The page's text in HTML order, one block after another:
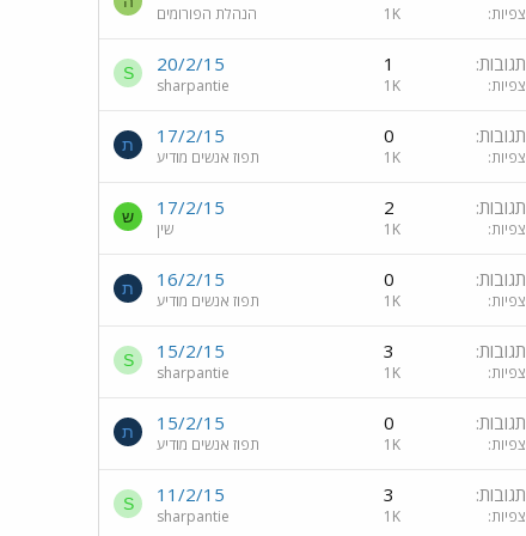
צפיות 1K הנהלת הפורומים
תגובות 1
צפיות 1K
20/2/15
sharpantie
S
תגובות 0
צפיות 1K
17/2/15
תפוז אנשים מודיע
ת
תגובות 2
צפיות 1K
17/2/15
שין
ש
תגובות 0
צפיות 1K
16/2/15
תפוז אנשים מודיע
ת
תגובות 3
צפיות 1K
15/2/15
sharpantie
S
תגובות 0
צפיות 1K
15/2/15
תפוז אנשים מודיע
ת
תגובות 3
צפיות 1K
11/2/15
sharpantie
S